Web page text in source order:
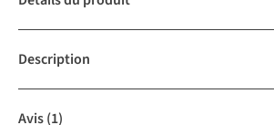
Description
Avis(1)